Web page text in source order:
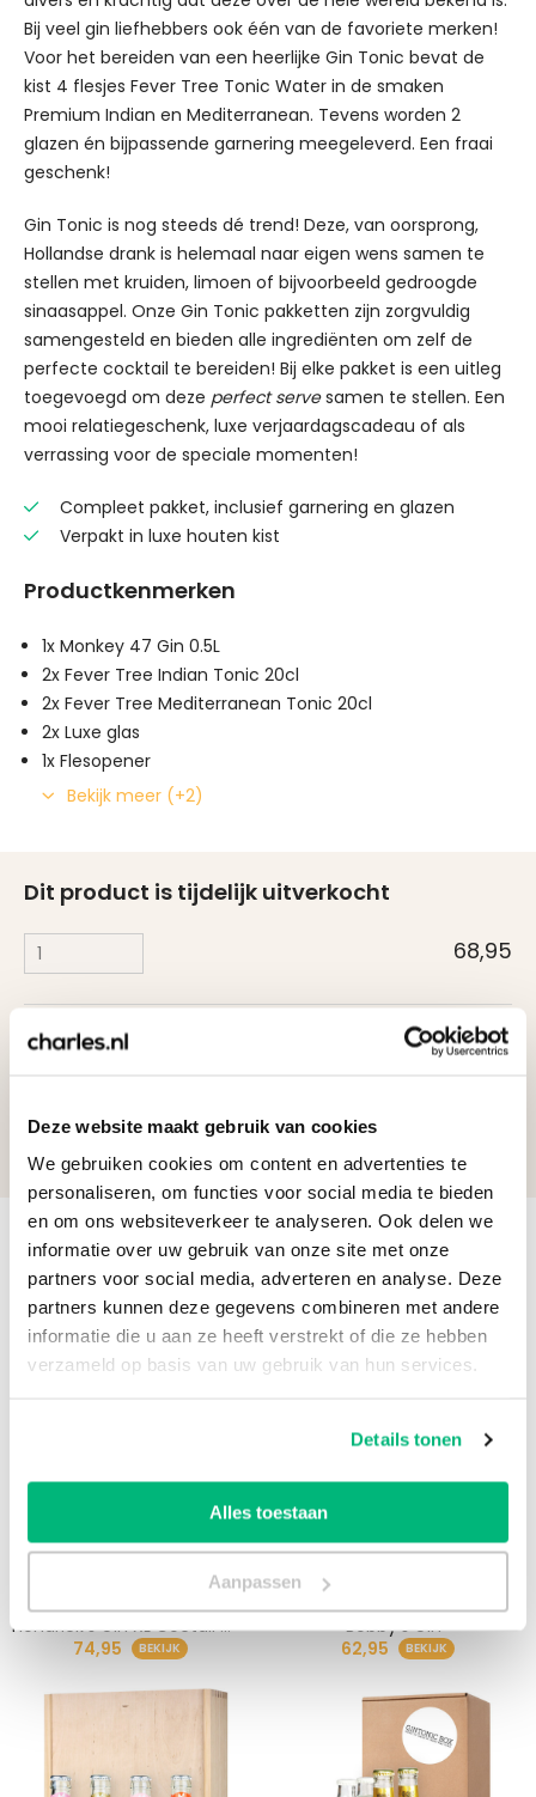
Deze website maakt gebruik van cookies
We gebruiken cookies om content en advertenties te
personaliseren, om functies voor social media te bieden
en om ons websiteverkeer te analyseren. Ook delen we
informatie over uw gebruik van onze site met onze
partners voor social media, adverteren en analyse. Deze
partners kunnen deze gegevens combineren met andere
informatie die u aan ze heeft verstrekt of die ze hebben
verzameld op basis van uw gebruik van hun services.
Details tonen
Alles toestaan
Aanpassen
Bij veel gin liefhebbers ook één van de favoriete merken!
Voor het bereiden van een heerlijke Gin Tonic bevat de
kist 4 flesjes Fever Tree Tonic Water in de smaken
Premium Indian en Mediterranean. Tevens worden 2
glazen én bijpassende garnering meegeleverd. Een fraai
geschenk!
Gin Tonic is nog steeds dé trend! Deze, van oorsprong,
Hollandse drank is helemaal naar eigen wens samen te
stellen met kruiden, limoen of bijvoorbeeld gedroogde
sinaasappel. Onze Gin Tonic pakketten zijn zorgvuldig
samengesteld en bieden alle ingrediënten om zelf de
perfecte cocktail te bereiden! Bij elke pakket is een uitleg
toegevoegd om deze perfect servesamen te stellen. Een
mooi relatiegeschenk, luxe verjaardagscadeau of als
verrassing voor de speciale momenten!
Compleet pakket, inclusief garnering en glazen
Verpakt in luxe houten kist
Productkenmerken
1x Monkey 47 Gin 0.5L
2x Fever Tree Indian Tonic 20cl
2x Fever Tree Mediterranean Tonic 20cl
2x Luxe glas
1x Flesopener
Bekijk meer (+2)
Dit product is tijdelijk uitverkocht
68,95
Kaartje toevoegen 1,25
Brief toevoegen
Bekijk ook:
Gin Tonic Box
Hendrick's Gin XL Coctail Cadeau
74,95
tijdelijk uitverkocht
Gin Tonic Box
Bobby's Gin
62,95